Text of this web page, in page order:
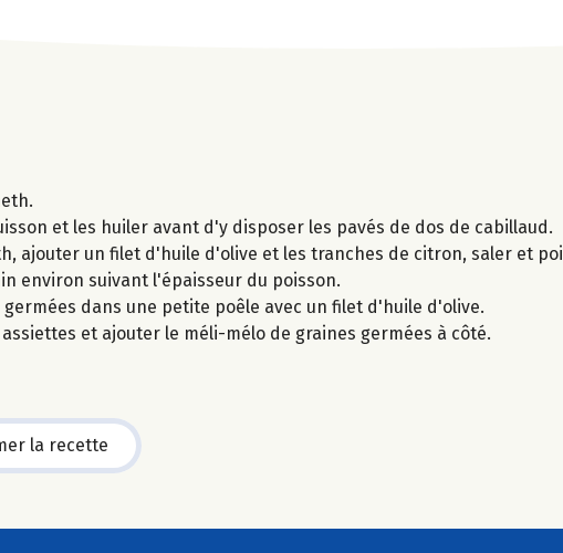
et les huiler avant d'y disposer les pavés de dos de cabillaud.
ajouter un filet d'huile d'olive et les tranches de citron, saler et
environ suivant l'épaisseur du poisson.
dans une petite poêle avec un filet d'huile d'olive.
et ajouter le méli-mélo de graines germées à côté.
la recette